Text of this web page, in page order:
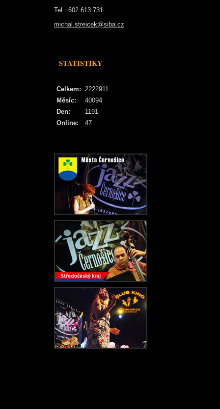
Tel.: 602 613 731
michal.strejcek@siba.cz
STATISTIKY
Online: 47
Celkem: 2222911
Měsíc:
40094
Den:
1191